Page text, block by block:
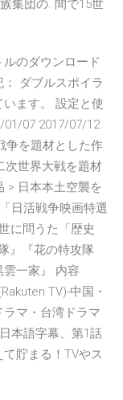
集団の. 間で15世
のダウンロード
ダブルスポイラ
ます。 設定と使
01/07 2017/07/12
争を題材とした作
次世界大戦を題材
> 日本本土空襲を
日活戦争映画特選
に問うた「歴史
』『花の特攻隊
一家』 内容
TV)-中国・
マ・台湾ドラマ
本語字幕、第1話
貯まる！TVやス